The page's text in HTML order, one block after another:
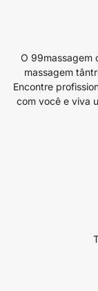
O 99massagem
massagem
Encontre
com você e viva